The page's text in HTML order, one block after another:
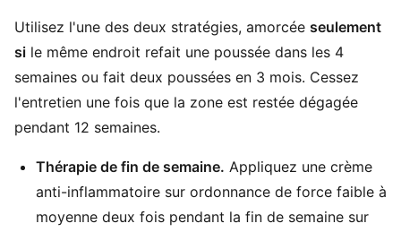
Utilisez l'une des deux stratégies, amorcée seulement
si le même endroit refait une poussée dans les 4
semaines ou fait deux poussées en 3 mois. Cessez
l'entretien une fois que la zone est restée dégagée
pendant 12 semaines.
Thérapie de fin de semaine. Appliquez une crème
anti-inflammatoire sur ordonnance de force faible à
moyenne deux fois pendant la fin de semaine sur